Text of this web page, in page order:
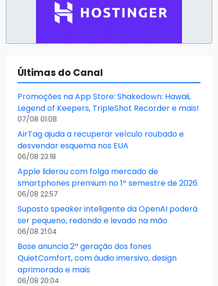
Últimas do Canal
Promoções na App Store: Shakedown: Hawaii,
Legend of Keepers, TripleShot Recorder e mais!
07/08 01:08
AirTag ajuda a recuperar veículo roubado e
desvendar esquema nos EUA
06/08 23:18
Apple liderou com folga mercado de
smartphones premium no 1º semestre de 2026
06/08 22:57
Suposto speaker inteligente da OpenAI poderá
ser pequeno, redondo e levado na mão
06/08 21:04
Bose anuncia 2ª geração dos fones
QuietComfort, com áudio imersivo, design
aprimorado e mais
06/08 20:04